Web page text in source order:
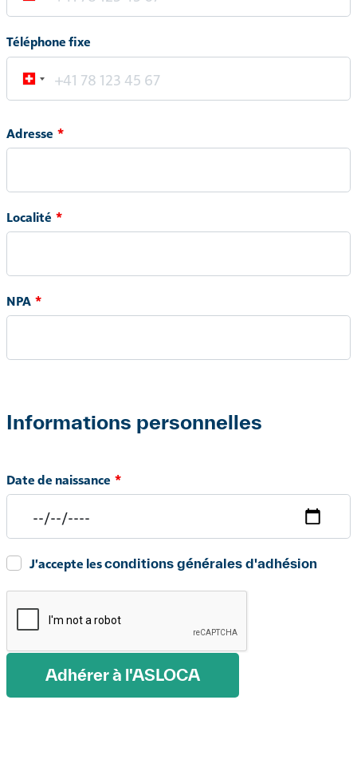
Téléphone fixe
Adresse
Adresse
Localité
NPA
Informations personnelles
Date de naissance
J'accepte lesconditions générales d'adhésion
Adhérer à l'ASLOCA